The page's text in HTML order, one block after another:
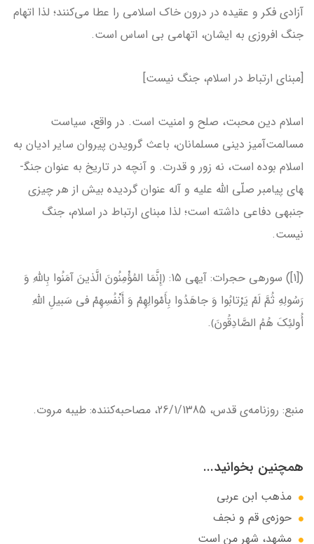
آزادی فکر و عقیده در درون خاک اسلامی را عطا می‌کنند؛ لذا اتهام
جنگ افروزی به ایشان، اتهامی بی اساس است.
[مبنای ارتباط در اسلام، جنگ نیست]
اسلام دین محبت، صلح و امنیت است. در واقع، سیاست
مسالمت‌آمیز دینی مسلمانان، باعث گرویدن پیروان سایر ادیان به
اسلام بوده است، نه زور و قدرت. و آنچه در تاریخ به عنوان جنگ­
های پیامبر صلّی الله علیه و آله عنوان گردیده بیش از هر چیزی
جنبه­ی دفاعی داشته است؛ لذا مبنای ارتباط در اسلام، جنگ
نیست.
([1]) سوره­ی حجرات: آیه­ی 15: ﴿إِنَّمَا المُؤْمِنُونَ الَّذينَ آمَنُوا بِاللَّهِ وَ
رَسُولِهِ ثُمَّ لَمْ يَرْتابُوا وَ جاهَدُوا بِأَمْوالِهِمْ وَ أَنْفُسِهِمْ في‏ سَبيلِ اللَّهِ
أُولئِكَ هُمُ الصَّادِقُونَ﴾.
منبع: روزنامه‌ی قدس، 26/1/1385، مصاحبه‌کننده: طیبه مروت.
همچنین بخوانید...
مذهب ابن عربى
حوزه‌ى قم و نجف
مشهد، شهر من است